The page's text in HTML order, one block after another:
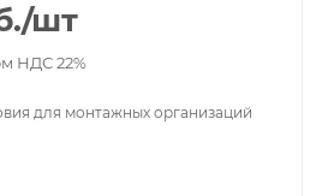
/шт
НДС 22%
для монтажных организаций